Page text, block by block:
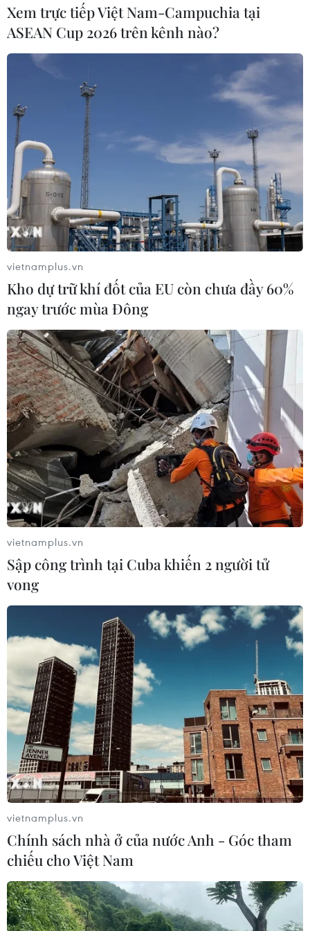
Vĩnh Long ngăn chặn hơn 3 tấn phân bón
giả tung ra thị trường
23/03/2018 11:06
Hơn 3,1 tấn, gồm các loại phân bón cao cấp NPK 20-20-
15 + TE và phân bón cao cấp Mùa vàng NPK 16-16-
16+TE, đã bị lực lượng chức năng kịp thời thu giữ và
tiêu hủy trước khi đưa ra thị trường.
Phó Thủ tướng yêu cầu làm rõ vụ tráo máy
nông cụ phát cho dân nghèo
18/05/2018 14:42
Phó Thủ tướng Trương Hòa Bình yêu cầu Chủ tịch Ủy
ban Nhân dân tỉnh Bình Thuận giải quyết vụ việc "tráo
máy Nhật bằng máy Trung Quốc phát cho dân nghèo."
Xem trực tiếp Việt Nam-Campuchia tại
ASEAN Cup 2026 trên kênh nào?
vietnamplus.vn
Kho dự trữ khí đốt của EU còn chưa đầy 60%
ngay trước mùa Đông
vietnamplus.vn
Sập công trình tại Cuba khiến 2 người tử
vong
vietnamplus.vn
Chính sách nhà ở của nước Anh - Góc tham
chiếu cho Việt Nam